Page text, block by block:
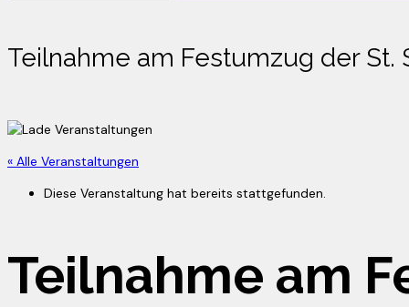
Teilnahme am Festumzug der
« Alle Veranstaltungen
Diese Veranstaltung hat bereits stattgefunden.
Teilnahme am